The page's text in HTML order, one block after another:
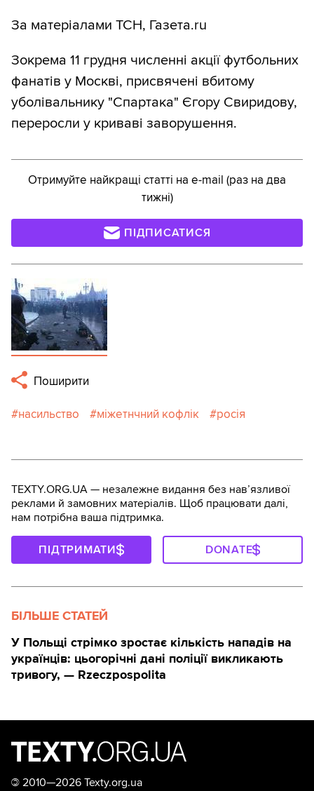
За матеріалами ТСН, Газета.ru
Зокрема 11 грудня численні акції футбольних
фанатів у Москві, присвячені вбитому
уболівальнику "Спартака" Єгору Свиридову,
переросли у криваві заворушення.
Отримуйте найкращі статті на e-mail (раз на два
тижні)
ПІДПИСАТИСЯ
Поширити
насильство міжетнчний кофлік росія
TEXTY.ORG.UA — незалежне видання без навʼязливої
реклами й замовних матеріалів. Щоб працювати далі,
нам потрібна ваша підтримка.
ПІДТРИМАТИ DONATE
БІЛЬШЕ СТАТЕЙ
У Польщі стрімко зростає кількість нападів на
українців: цьогорічні дані поліції викликають
тривогу, — Rzeczpospolita
© 2010—2026 Texty.org.ua